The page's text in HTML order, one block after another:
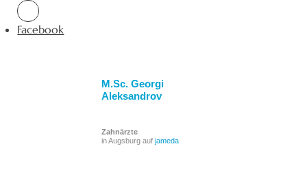
Facebook
M.Sc. Georgi
Aleksandrov
Zahnärzte
in Augsburg aufjameda